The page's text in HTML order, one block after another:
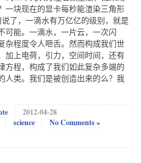
一块现在的显卡每秒能渲染三角形
了，一滴水有万亿亿的级别，就是
可能。一滴水，一片云，一次闪
杂程度令人咂舌。然而构成我们世
加上电荷，引力，空间时间，还有
方程，构成了我们如此复杂多端的
人类。我们是被创造出来的么？我
2012-04-28
science No Comments »